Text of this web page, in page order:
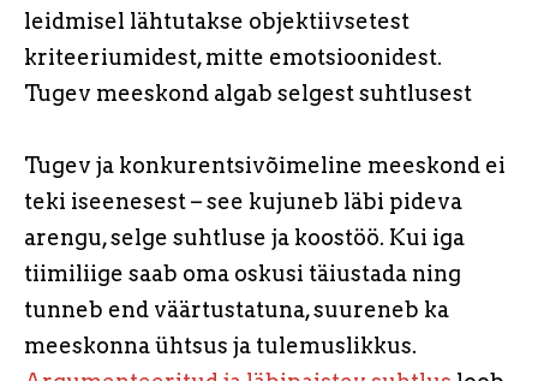
leidmisel lähtutakse objektiivsetest
kriteeriumidest, mitte emotsioonidest.
Tugev meeskond algab selgest suhtlusest
Tugev ja konkurentsivõimeline meeskond ei
teki iseenesest – see kujuneb läbi pideva
arengu, selge suhtluse ja koostöö. Kui iga
tiimiliige saab oma oskusi täiustada ning
tunneb end väärtustatuna, suureneb ka
meeskonna ühtsus ja tulemuslikkus.